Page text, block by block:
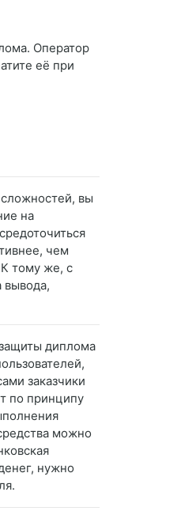
Оператор
её при
вы
на
чем
К тому же, с
диплома
заказчики
по принципу
можно
нужно